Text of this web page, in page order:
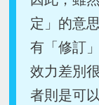
定」的意
有「修訂
效力差別
者則是可